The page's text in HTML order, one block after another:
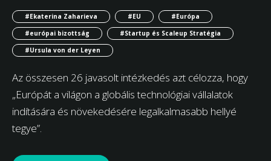
#Ekaterina Zaharieva #EU
#Európa
#európai bizottság
#Startup és Scaleup Stratégia
#Ursula von der Leyen
Az összesen 26 javasolt intézkedés azt célozza, hogy
„Európát a világon a globális technológiai vállalatok
indítására és növekedésére legalkalmasabb hellyé
tegye”.